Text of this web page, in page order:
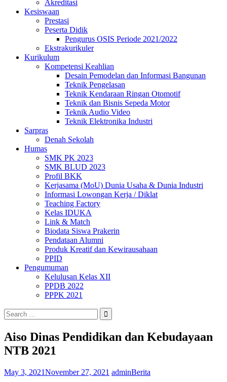
Akreditasi
Kesiswaan
Prestasi
Peserta Didik
Pengurus OSIS Periode 2021/2022
Ekstrakurikuler
Kurikulum
Kompetensi Keahlian
Desain Pemodelan dan Informasi Bangunan
Teknik Pengelasan
Teknik Kendaraan Ringan Otomotif
Teknik dan Bisnis Sepeda Motor
Teknik Audio Video
Teknik Elektronika Industri
Sarpras
Denah Sekolah
Humas
SMK PK 2023
SMK BLUD 2023
Profil BKK
Kerjasama (MoU) Dunia Usaha & Dunia Industri
Informasi Lowongan Kerja / Diklat
Teaching Factory
Kelas IDUKA
Link & Match
Biodata Siswa Prakerin
Pendataan Alumni
Produk Kreatif dan Kewirausahaan
PPID
Pengumuman
Kelulusan Kelas XII
PPDB 2022
PPPK 2021
Search
for:
Aiso Dinas Pendidikan dan Kebudayaan
NTB 2021
May 3, 2021November 27, 2021 adminBerita